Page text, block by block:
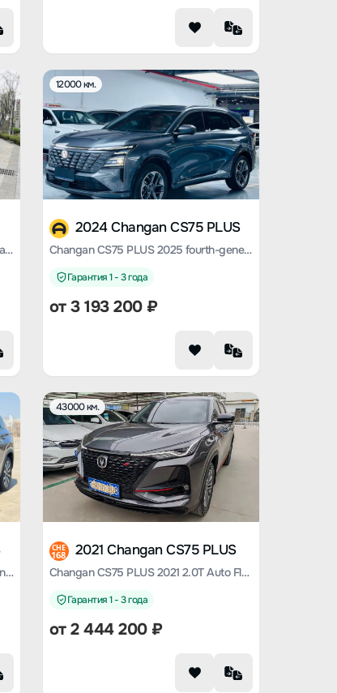
Changan CS75 PLUS 2021 2.0T automatic flagship type
12000 км.
2024 Changan CS75 PLUS
Changan CS75 PLUS 2025 fourth-generation 1.5T new Blue Whale Smart Exclusive type
Гарантия 1 - 3 года
от3 193 200₽
Changan CS75 PLUS 2022 second-generation 1.5T automatic premium type
43000 км.
CHE
168 2021 Changan CS75 PLUS
Changan CS75 PLUS 2021 2.0T Auto Flagship
Гарантия 1 - 3 года
от2 444 200₽